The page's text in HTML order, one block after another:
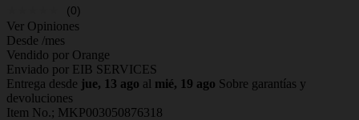
(0)
Ver Opiniones
Desde /mes
Vendido por Orange
Enviado por EIB SERVICES
Entrega desde jue, 13 ago al mié, 19 ago Sobre garantías y
devoluciones
Item No.; MKP003050876318